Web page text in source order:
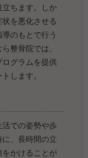
立ちます。しか
を悪化させる
のもとで行う
整骨院では、
グラムを提供
します。
での姿勢や歩
、長時間の立
をかけることが